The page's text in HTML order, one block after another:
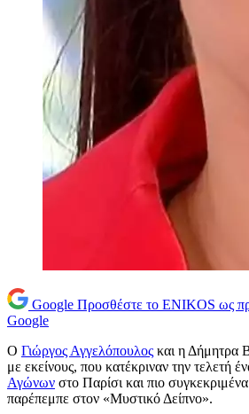
Google Προσθέστε το ENIKOS ως
Google
Ο Γιώργος Αγγελόπουλος και η Δήμητρα
με εκείνους, που κατέκριναν την τελετή
Αγώνων στο Παρίσι και πιο
παρέπεμπε στον «Μυστικό Δείπνο».